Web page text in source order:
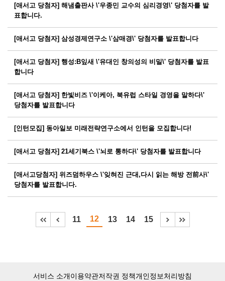
[애서고 당첨자] 해냄출판사 \'우종민 교수의 심리경영\' 당첨자를 발
표합니다.
[애서고 당첨자] 삼성경제연구소 \'삼매경\' 당첨자를 발표합니다
[애서고 당첨자] 행성:B잎새 \'유대인 창의성의 비밀\' 당첨자를 발표
합니다
[애서고 당첨자] 한빛비즈 \'이케아, 북유럽 스타일 경영을 말하다\'
당첨자를 발표합니다
[인턴모집] 동아일보 미래전략연구소에서 인턴을 모집합니다!
[애서고 당첨자] 21세기북스 \'뇌로 통하다\' 당첨자를 발표합니다
[애서고당첨자] 위즈덤하우스 \'잊혀진 근대,다시 읽는 해방 전前사\'
당첨자를 발표합니다.
11 12 13 14 15
서비스 소개이용약관저작권 정책개인정보처리방침